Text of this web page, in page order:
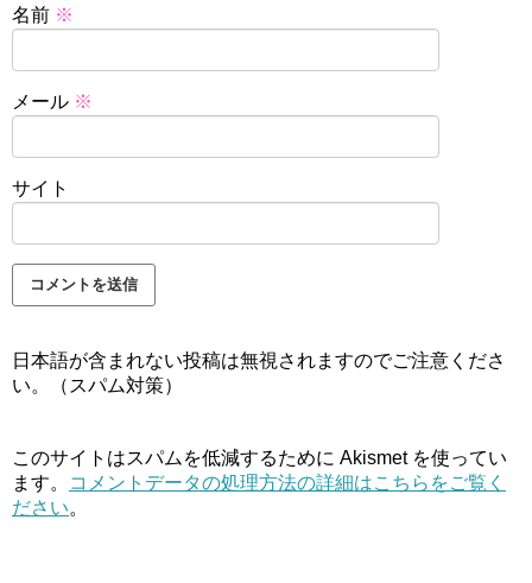
名前 ※
メール ※
サイト
日本語が含まれない投稿は無視されますのでご注意くださ
い。（スパム対策）
このサイトはスパムを低減するために Akismet を使ってい
ます。
コメントデータの処理方法の詳細はこちらをご覧く
ださい。